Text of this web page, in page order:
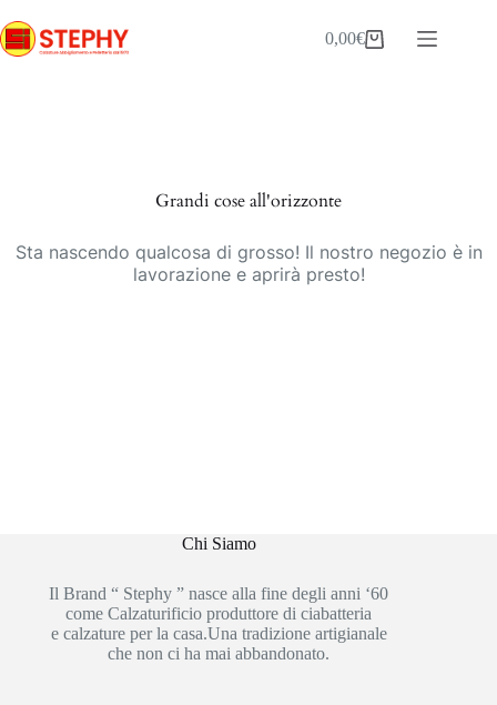
al
contenuto
Carrello
0,00€
Grandi cose all'orizzonte
Sta nascendo qualcosa di grosso! Il nostro negozio è in
lavorazione e aprirà presto!
Chi Siamo
Il Brand “ Stephy ” nasce alla fine degli anni ‘60
come Calzaturificio produttore di ciabatteria
e calzature per la casa.Una tradizione artigianale
che non ci ha mai abbandonato.